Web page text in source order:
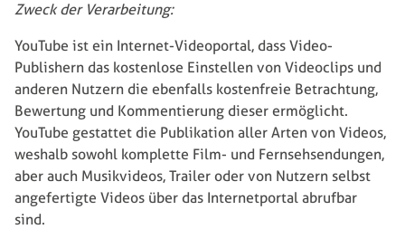
Zweck der Verarbeitung:
YouTube ist ein Internet-Videoportal, dass Video-
Publishern das kostenlose Einstellen von Videoclips und
anderen Nutzern die ebenfalls kostenfreie Betrachtung,
Bewertung und Kommentierung dieser ermöglicht.
YouTube gestattet die Publikation aller Arten von Videos,
weshalb sowohl komplette Film- und Fernsehsendungen,
aber auch Musikvideos, Trailer oder von Nutzern selbst
angefertigte Videos über das Internetportal abrufbar
sind.